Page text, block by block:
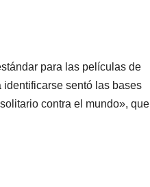
para las películas de
sentó las bases
contra el mundo», que